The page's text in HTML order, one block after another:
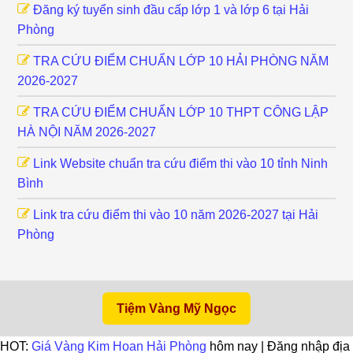
Đăng ký tuyển sinh đầu cấp lớp 1 và lớp 6 tại Hải
Phòng
TRA CỨU ĐIỂM CHUẨN LỚP 10 HẢI PHÒNG NĂM
2026-2027
TRA CỨU ĐIỂM CHUẨN LỚP 10 THPT CÔNG LẬP
HÀ NỘI NĂM 2026-2027
Link Website chuẩn tra cứu điểm thi vào 10 tỉnh Ninh
Bình
Link tra cứu điểm thi vào 10 năm 2026-2027 tại Hải
Phòng
Tiệm Vàng Mỹ Ngọc
HOT: Giá Vàng Kim Hoan Hải Phòng hôm nay | Đăng nhập địa